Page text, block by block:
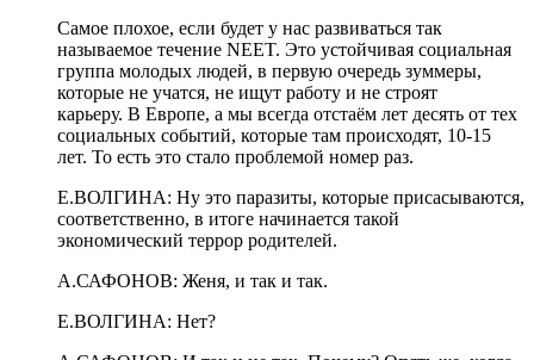
Самое плохое, если будет у нас развиваться так
называемое течение NEET. Это устойчивая социальная
группа молодых людей, в первую очередь зуммеры,
которые не учатся, не ищут работу и не строят
карьеру. В Европе, а мы всегда отстаём лет десять от тех
социальных событий, которые там происходят, 10-15
лет. То есть это стало проблемой номер раз.
Е.ВОЛГИНА: Ну это паразиты, которые присасываются,
соответственно, в итоге начинается такой
экономический террор родителей.
А.САФОНОВ: Женя, и так и так.
Е.ВОЛГИНА: Нет?